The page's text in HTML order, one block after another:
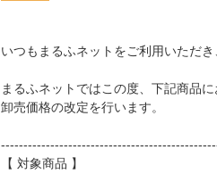
いつもまるふネットをご利用いただき
まるふネットではこの度、下記商品
卸売価格の改定を行います。
【 対象商品 】